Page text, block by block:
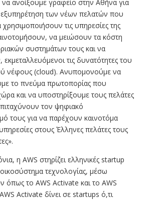
ανοίξουμε γραφείο στην Αθήνα για
εξυπηρέτηση των νέων πελατών που
τις υπηρεσίες της
να μειώσουν τα κόστη
συστημάτων τους και να
τις δυνατότητες του
νέφους (cloud). Ανυπομονούμε να
το πνεύμα πρωτοπορίας που
και να υποστηρίξουμε τους πελάτες
τον ψηφιακό
τους για να παρέχουν καινοτόμα
στους Έλληνες πελάτες τους
η AWS στηρίζει ελληνικές startup
τεχνολογίας, μέσω
όπως το AWS Activate και το AWS
Activate δίνει σε startups ό,τι